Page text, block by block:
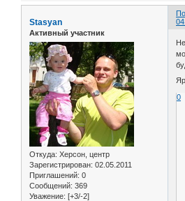
Stasyan
Активный участник
Откуда: Херсон, центр
Зарегистрирован: 02.05.2011
Приглашений: 0
Сообщений: 369
Уважение: [+3/-2]
0